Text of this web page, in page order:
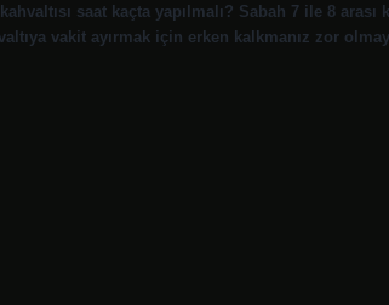
saat kaçta yapılmalı? Sabah 7 ile 8 arası
vakit ayırmak için erken kalkmanız zor